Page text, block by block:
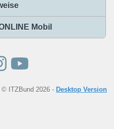
Mobil
© ITZBund 2026 - Desktop Version